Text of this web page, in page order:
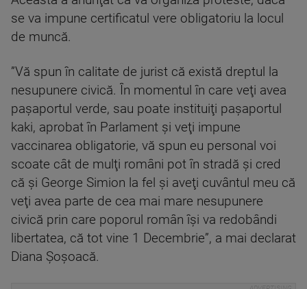
se va impune certificatul vere obligatoriu la locul
de muncă.
”Vă spun în calitate de jurist că există dreptul la
nesupunere civică. În momentul în care veţi avea
paşaportul verde, sau poate instituiţi paşaportul
kaki, aprobat în Parlament şi veţi impune
vaccinarea obligatorie, vă spun eu personal voi
scoate cât de mulţi români pot în stradă şi cred
că şi George Simion la fel şi aveţi cuvântul meu că
veţi avea parte de cea mai mare nesupunere
civică prin care poporul român îşi va redobândi
libertatea, că tot vine 1 Decembrie”, a mai declarat
Diana Şoşoacă.